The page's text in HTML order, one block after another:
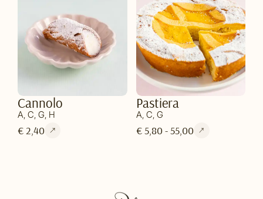
Cannolo
A, C, G, H
€ 2,40
Pastiera
A, C, G
€ 5,80 - 55,00